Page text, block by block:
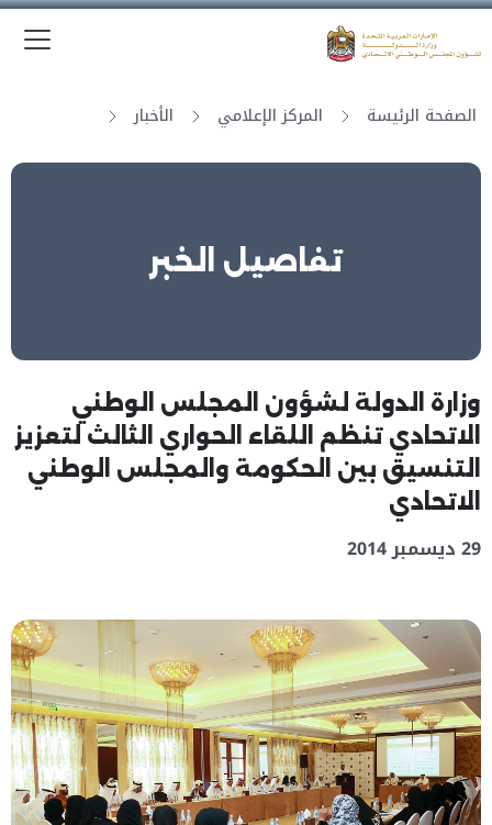
الصفحة الرئيسة المركز الإعلامي الأخبار
تفاصيل الخبر
وزارة الدولة لشؤون المجلس الوطني
الاتحادي تنظم اللقاء الحواري الثالث لتعزيز
التنسيق بين الحكومة والمجلس الوطني
الاتحادي
29 ديسمبر 2014